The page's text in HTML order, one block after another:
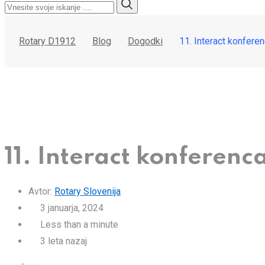
Rotary D1912 Blog Dogodki 11. Interact
11. Interact
Avtor: Rotary Slovenija
3 januarja, 2024
Less than a minute
3 leta nazaj